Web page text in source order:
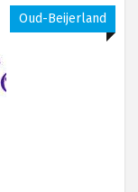
Oud-Beijerland